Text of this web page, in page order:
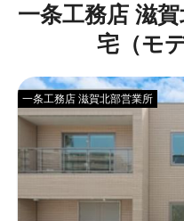
一条工務店 滋
宅（モ
一条工務店 滋賀北部営業所